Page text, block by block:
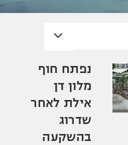
נפתח חוף
מלון דן
אילת לאחר
שדרוג
בהשקעה